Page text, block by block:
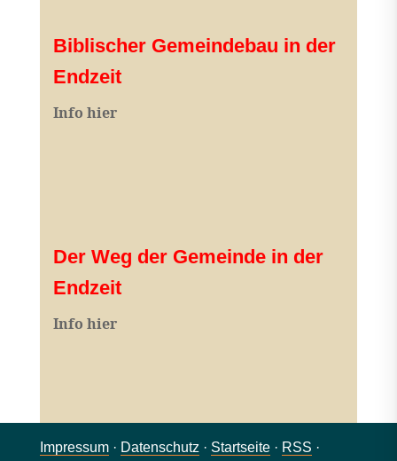
Biblischer Gemeindebau in der
Endzeit
Info hier
Der Weg der Gemeinde in der
Endzeit
Info hier
Impressum· Datenschutz · Startseite· RSS ·